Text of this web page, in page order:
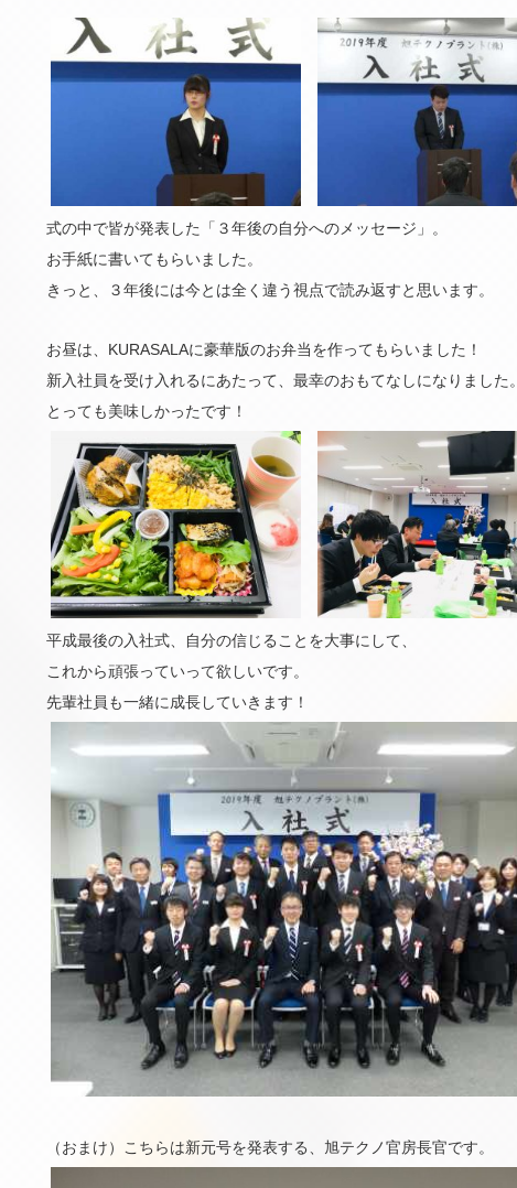
式の中で皆が発表した「３年後の自分へのメッセージ」。
お手紙に書いてもらいました。
きっと、３年後には今とは全く違う視点で読み返すと思います。
お昼は、KURASALAに豪華版のお弁当を作ってもらいました！
新入社員を受け入れるにあたって、最幸のおもてなしになりました。
とっても美味しかったです！
平成最後の入社式、自分の信じることを大事にして、
これから頑張っていって欲しいです。
先輩社員も一緒に成長していきます！
（おまけ）こちらは新元号を発表する、旭テクノ官房長官です。